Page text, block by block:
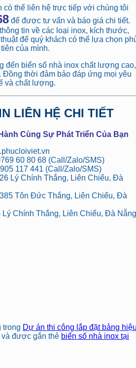
có thể liên hệ trực tiếp với chúng tôi
để được tư vấn và báo giá chi tiết.
tin về các loại inox, kích thước,
để quý khách có thể lựa chọn
của mình.
đến biển số nhà inox chất lượng cao,
thời đảm bảo đáp ứng mọi yêu
và chất lượng.
LIÊN HỆ CHI TIẾT
Cùng Sự Phát Triển Của Bạn
60 80 68 (Call/Zalo/SMS)
117 441 (Call/Zalo/SMS)
Lý Chính Thắng, Liên Chiểu, Đà
Tôn Đức Thắng, Liên Chiểu, Đà
Chính Thắng, Liên Chiểu, Đà
trong Dự án thi công lắp đặt bảng
và được gắn thẻ biển số nhà inox tại